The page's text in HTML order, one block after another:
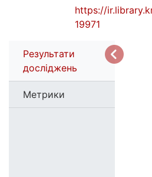
https://
19971
Результати
досліджень
Метрики